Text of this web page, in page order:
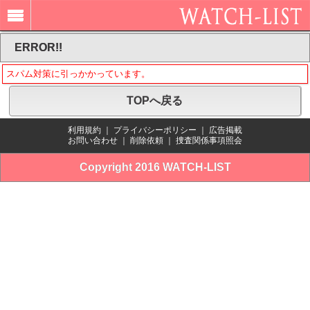
ERROR!!
スパム対策に引っかかっています。
TOPへ戻る
利用規約 プライバシーポリシー
広告掲載
お問い合わせ
削除依頼 捜査関係事項照会
Copyright 2016 WATCH-LIST